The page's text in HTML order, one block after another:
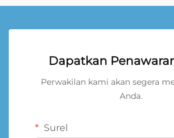
Dapatkan
Perwakilan kami akan segera
Anda.
Surel